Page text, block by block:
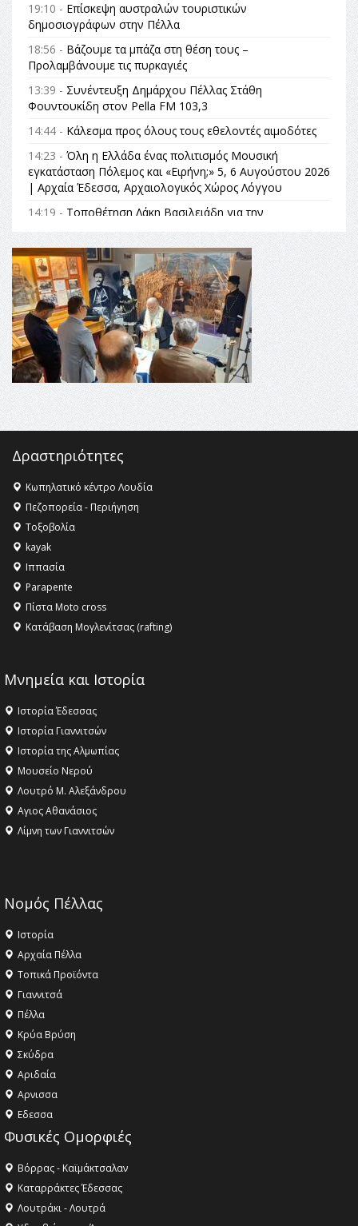
19:10 - Επίσκεψη αυστραλών τουριστικών
δημοσιογράφων στην Πέλλα
18:56 - Βάζουμε τα μπάζα στη θέση τους –
Προλαμβάνουμε τις πυρκαγιές
13:39 - Συνέντευξη Δημάρχου Πέλλας Στάθη
Φουντουκίδη στον Pella FM 103,3
14:44 - Κάλεσμα προς όλους τους εθελοντές αιμοδότες
14:23 - Όλη η Ελλάδα ένας πολιτισμός Μουσική
εγκατάσταση Πόλεμος και «Ειρήνη;» 5, 6 Αυγούστου 2026
| Αρχαία Έδεσσα, Αρχαιολογικός Χώρος Λόγγου
14:19 - Τοποθέτηση Λάκη Βασιλειάδη για την
Αναθεώρηση του Συντάγματος: «Σε τέτοιες κορυφαίες
θεσμικές διαδικασίες υπάρχει μόνο η ευθύνη απέναντι
στις επόμενες γενιές»
16:35 -Το πρόγραμμα του ΠΑΟΚ στον δεύτερο γύρο του
Champions League!
16:27 -Όλυμπος: Εντάχθηκε στον Κατάλογο Παγκόσμιας
Κληρονομιάς της UNESCO – Ομόφωνη η απόφαση Ο
Όλυμπος αναγνωρίστηκε ως φυσικό και πολιτιστικό
αγαθό εξέχουσας οικουμενικής αξίας για την
ανθρωπότητα
16:18 - ΕΝΟΡΙΑΚΕΣ ΚΑΛΟΚΑΙΡΙΝΕΣ ΔΡΑΣΕΙΣ ΓΙΑ ΠΑΙΔΙΑ
ΣΤΗΝ ΕΔΕΣΣΑ
Δραστηριότητες
Κωπηλατικό κέντρο Λουδία
Πεζοπορεία - Περιήγηση
Τοξοβολία
kayak
Ιππασία
Parapente
Πίστα Moto cross
Κατάβαση Μογλενίτσας (rafting)
Μνημεία και Ιστορία
Ιστορία Έδεσσας
Ιστορία Γιαννιτσών
Ιστορία της Αλμωπίας
Μουσείο Νερού
Λουτρό Μ. Αλεξάνδρου
Αγιος Αθανάσιος
Λίμνη των Γιαννιτσών
Νομός Πέλλας
Ιστορία
Αρχαία Πέλλα
Τοπικά Προϊόντα
Γιαννιτσά
Πέλλα
Κρύα Βρύση
Σκύδρα
Αριδαία
Aρνισσα
Eδεσσα
Φυσικές Ομορφιές
Βόρρας - Καϊμάκτσαλαν
Καταρράκτες Έδεσσας
Λουτράκι - Λουτρά